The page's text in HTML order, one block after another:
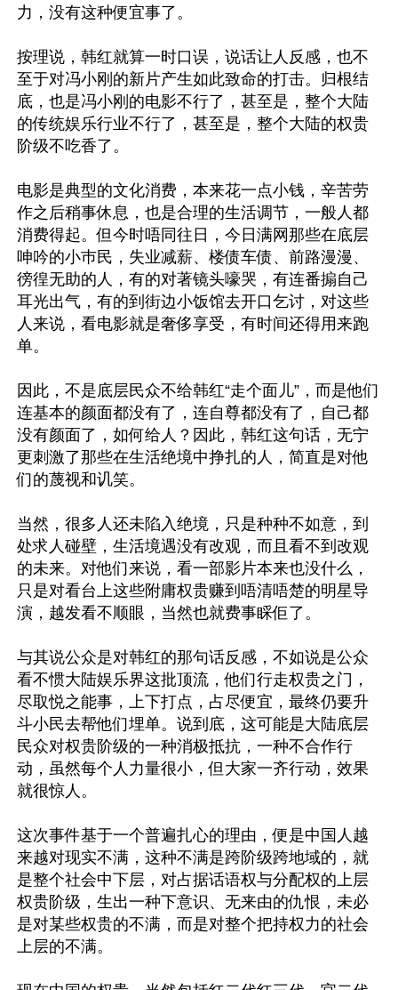
力，没有这种便宜事了。
按理说，韩红就算一时口误，说话让人反感，也不
至于对冯小刚的新片产生如此致命的打击。归根结
底，也是冯小刚的电影不行了，甚至是，整个大陆
的传统娱乐行业不行了，甚至是，整个大陆的权贵
阶级不吃香了。
电影是典型的文化消费，本来花一点小钱，辛苦劳
作之后稍事休息，也是合理的生活调节，一般人都
消费得起。但今时唔同往日，今日满网那些在底层
呻吟的小巿民，失业减薪、楼债车债、前路漫漫、
徬徨无助的人，有的对著镜头嚎哭，有连番搧自己
耳光出气，有的到街边小饭馆去开口乞讨，对这些
人来说，看电影就是奢侈享受，有时间还得用来跑
单。
因此，不是底层民众不给韩红“走个面儿”，而是他们
连基本的颜面都没有了，连自尊都没有了，自己都
没有颜面了，如何给人？因此，韩红这句话，无宁
更刺激了那些在生活绝境中挣扎的人，简直是对他
们的蔑视和讥笑。
当然，很多人还未陷入绝境，只是种种不如意，到
处求人碰壁，生活境遇没有改观，而且看不到改观
的未来。对他们来说，看一部影片本来也没什么，
只是对看台上这些附庸权贵赚到唔清唔楚的明星导
演，越发看不顺眼，当然也就费事睬佢了。
与其说公众是对韩红的那句话反感，不如说是公众
看不惯大陆娱乐界这批顶流，他们行走权贵之门，
尽取悦之能事，上下打点，占尽便宜，最终仍要升
斗小民去帮他们埋单。说到底，这可能是大陆底层
民众对权贵阶级的一种消极抵抗，一种不合作行
动，虽然每个人力量很小，但大家一齐行动，效果
就很惊人。
这次事件基于一个普遍扎心的理由，便是中国人越
来越对现实不满，这种不满是跨阶级跨地域的，就
是整个社会中下层，对占据话语权与分配权的上层
权贵阶级，生出一种下意识、无来由的仇恨，未必
是对某些权贵的不满，而是对整个把持权力的社会
上层的不满。